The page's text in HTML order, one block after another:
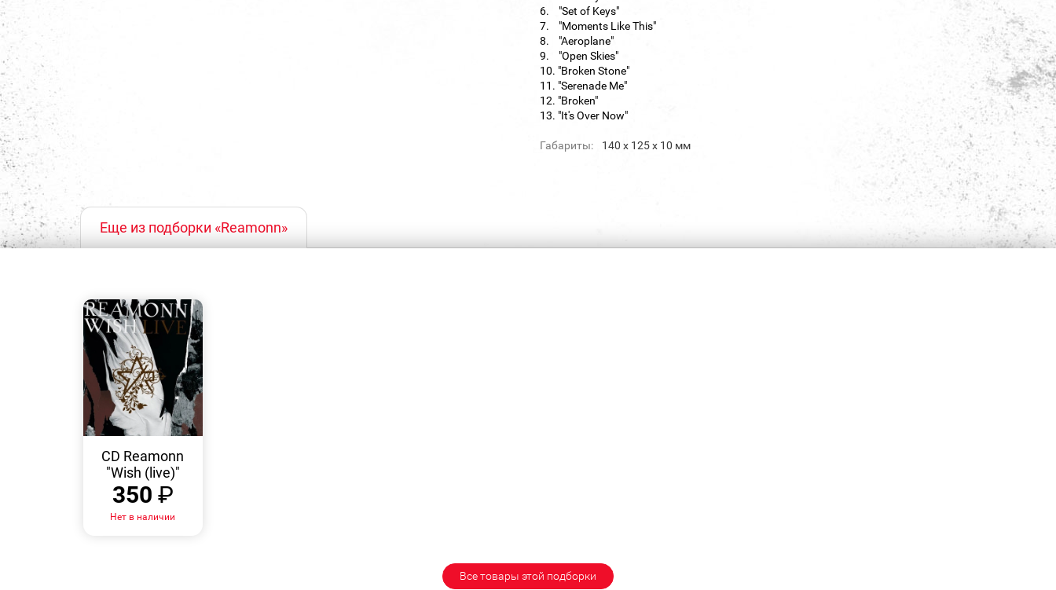
6. "Set of Keys"
7. "Moments Like This"
8. "Aeroplane"
9. "Open Skies"
10. "Broken Stone"
11. "Serenade Me"
12. "Broken"
13. "It's Over Now"
Габариты: 140 х 125 х 10 мм
Еще из подборки «Reamonn»
CD Reamonn
"Wish (live)"
350 ₽
Нет в наличии
Все товары этой подборки